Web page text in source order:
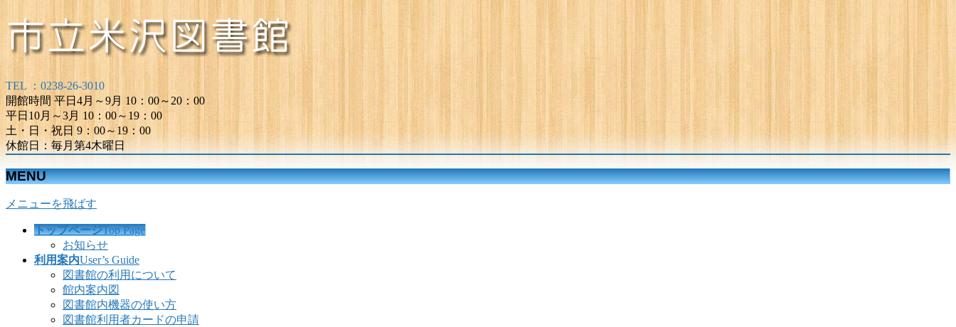
TEL ：0238-26-3010
開館時間 平日4月～9月 10：00～20：00
平日10月～3月 10：00～19：00
土・日・祝日 9：00～19：00
休館日：毎月第4木曜日
MENU
メニューを飛ばす
トップページTop Page
お知らせ
利用案内User’s Guide
図書館の利用について
館内案内図
図書館内機器の使い方
図書館利用者カードの申請